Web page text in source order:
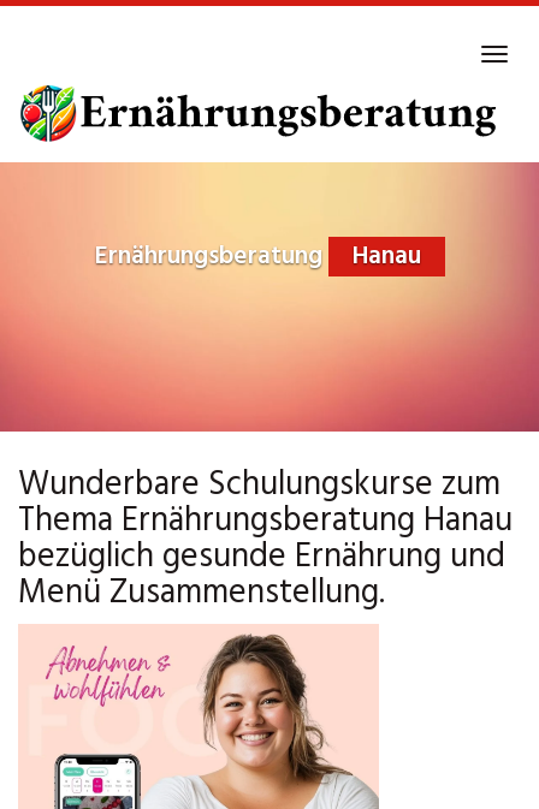
main
content
Ernährungsberatung Hanau
Wunderbare Schulungskurse zum
Thema Ernährungsberatung Hanau
bezüglich gesunde Ernährung und
Menü Zusammenstellung.